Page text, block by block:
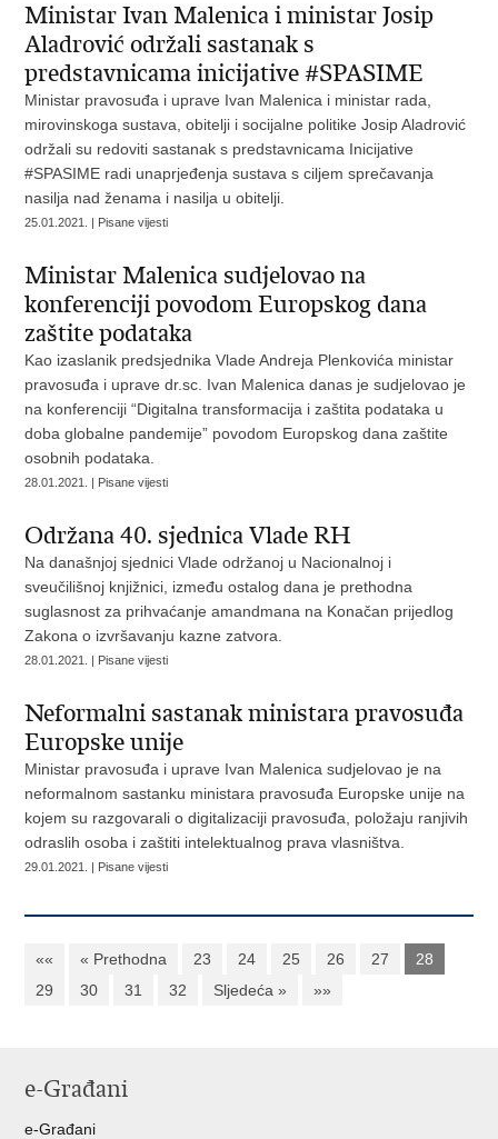
Ministar Ivan Malenica i ministar Josip
Aladrović održali sastanak s
predstavnicama inicijative #SPASIME
Ministar pravosuđa i uprave Ivan Malenica i ministar rada,
mirovinskoga sustava, obitelji i socijalne politike Josip Aladrović
održali su redoviti sastanak s predstavnicama Inicijative
#SPASIME radi unaprjeđenja sustava s ciljem sprečavanja
nasilja nad ženama i nasilja u obitelji.
25.01.2021. | Pisane vijesti
Ministar Malenica sudjelovao na
konferenciji povodom Europskog dana
zaštite podataka
Kao izaslanik predsjednika Vlade Andreja Plenkovića ministar
pravosuđa i uprave dr.sc. Ivan Malenica danas je sudjelovao je
na konferenciji “Digitalna transformacija i zaštita podataka u
doba globalne pandemije” povodom Europskog dana zaštite
osobnih podataka.
28.01.2021. | Pisane vijesti
Održana 40. sjednica Vlade RH
Na današnjoj sjednici Vlade održanoj u Nacionalnoj i
sveučilišnoj knjižnici, između ostalog dana je prethodna
suglasnost za prihvaćanje amandmana na Konačan prijedlog
Zakona o izvršavanju kazne zatvora.
28.01.2021. | Pisane vijesti
Neformalni sastanak ministara pravosuđa
Europske unije
Ministar pravosuđa i uprave Ivan Malenica sudjelovao je na
neformalnom sastanku ministara pravosuđa Europske unije na
kojem su razgovarali o digitalizaciji pravosuđa, položaju ranjivih
odraslih osoba i zaštiti intelektualnog prava vlasništva.
29.01.2021. | Pisane vijesti
«« « Prethodna 23 24 25 26 27
28
29
30 31 32 Sljedeća » »»
e-Građani
e-Građani